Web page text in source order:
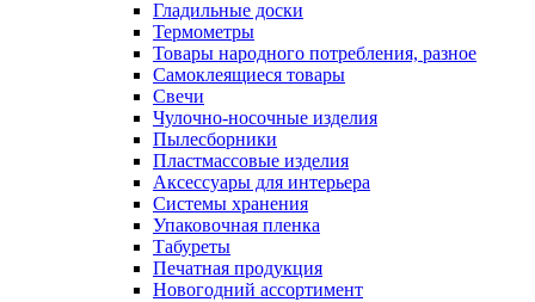
Гладильные доски
Термометры
Товары народного потребления, разное
Самоклеящиеся товары
Свечи
Чулочно-носочные изделия
Пылесборники
Пластмассовые изделия
Аксессуары для интерьера
Системы хранения
Упаковочная пленка
Табуреты
Печатная продукция
Новогодний ассортимент